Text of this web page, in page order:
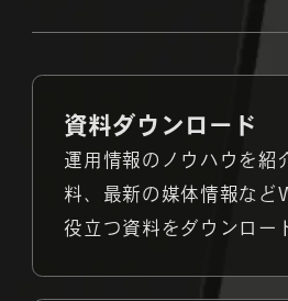
資料ダウンロード
運用情報のノウハウを紹
料、最新の媒体情報など
役立つ資料をダウンロー